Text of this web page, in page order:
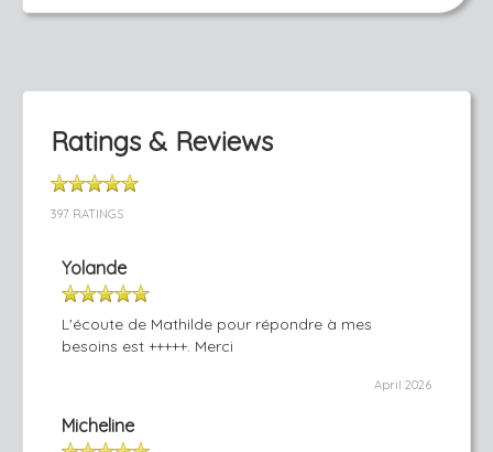
Ratings & Reviews
397 RATINGS
Yolande
L'écoute de Mathilde pour répondre à mes
besoins est +++++. Merci
April 2026
Micheline